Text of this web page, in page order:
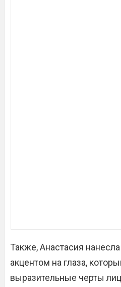
Также, Анастасия
акцентом на глаза,
выразительные черты